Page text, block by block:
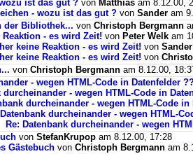
ist das gut ? von Matthias am 8.12.00,
- wozu ist das gut ? von Sander am
der Bibliothek... von Christoph Bergmann
- es wird Zeit! von Peter Welk am
keine Reaktion - es wird Zeit! von Sander
keine Reaktion - es wird Zeit! von
von Christoph Bergmann am 8.12.00,
- wegen HTML-Code in Datenfelder
durcheinander - wegen HTML-Code in
durcheinander - wegen HTML-Code
Datenbank durcheinander - wegen HTML-
Re: Datenbank durcheinander - wegen
von StefanKrupop am 8.12.00, 17:28
Gästebuch von Christoph Bergmann am